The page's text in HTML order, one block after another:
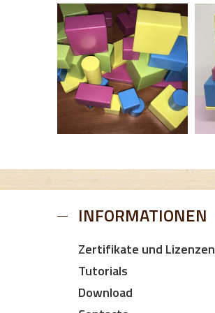
INFORMATIONEN
Zertifikate und Lizenzen
Tutorials
Download